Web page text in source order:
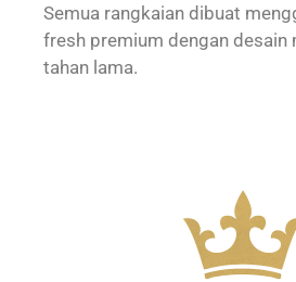
Semua rangkaian dibuat
fresh premium dengan desain
tahan lama.